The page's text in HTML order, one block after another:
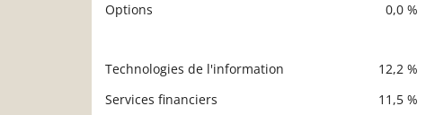
Options
0,0 %
Technologies de l'information
12,2 %
Services financiers
11,5 %